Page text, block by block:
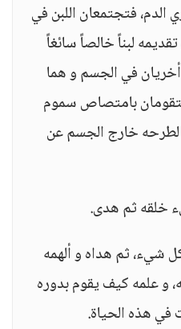
فتجتمعان اللبن في
لبناً خالصاً سائغاً
أخريان في الجسم و هما
بامتصاص سموم
لطرحه خارج الجسم عن
خلقه ثم هدى.
شيء، ثم هداه و ألهمه
و علمه كيف يقوم بدوره
في هذه الحياة.